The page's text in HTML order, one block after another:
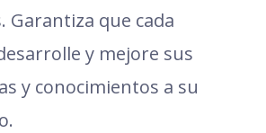
Garantiza que cada
y mejore sus
y conocimientos a su